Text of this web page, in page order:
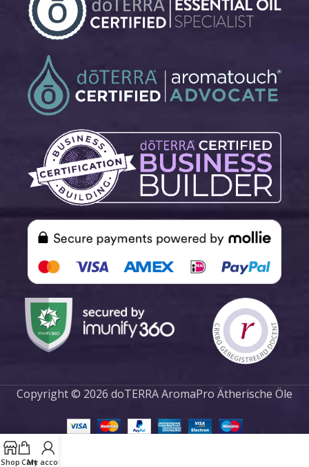
Copyright © 2026 doTERRA AromaPro Ätherische Öle
Shop Cart
My account